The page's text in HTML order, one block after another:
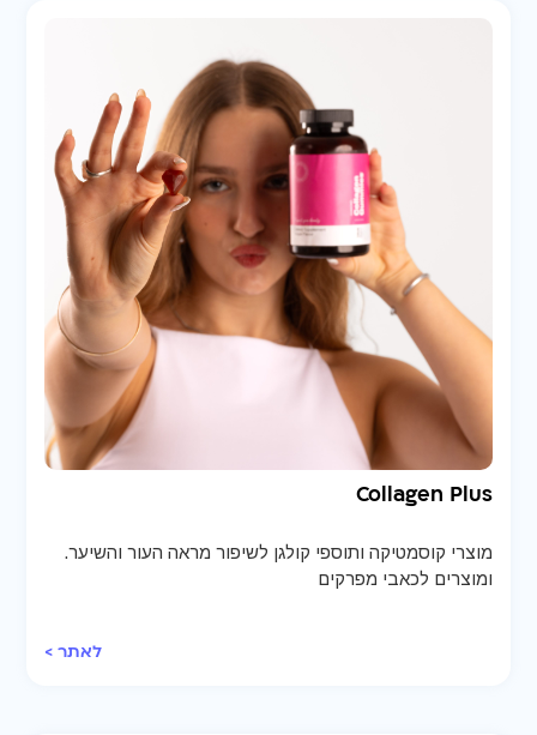
Collagen Plus
מוצרי קוסמטיקה ותוספי קולגן לשיפור מראה העור והשיער.
ומוצרים לכאבי מפרקים
לאתר >